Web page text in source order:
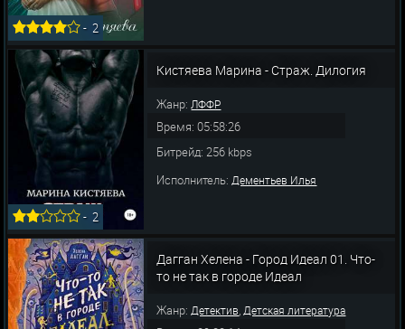
-2
-2
Кистяева Марина - Страж. Дилогия
Жанр:ЛФФР
Время: 05:58:26
Битрейд: 256 kbps
Исполнитель:Дементьев Илья
Дагган Хелена - Город Идеал 01. Что-
то не так в городе Идеал
Жанр:Детектив,Детская литература